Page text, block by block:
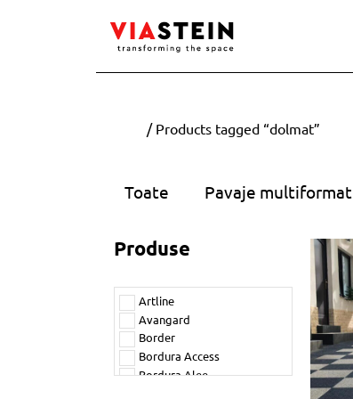
/ Products tagged “dolmat”
Toate Pavaje multiformat
Produse
Artline
Avangard
Border
Bordura Access
Bordura Alee